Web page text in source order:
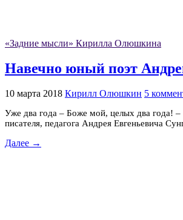
«Задние мысли» Кирилла Олюшкина
Навечно юный поэт
10 марта 2018 Кирилл Олюшкин 5
Уже два года – Боже мой, целых два года! –
писателя, педагога Андрея Евгеньевича
Далее →